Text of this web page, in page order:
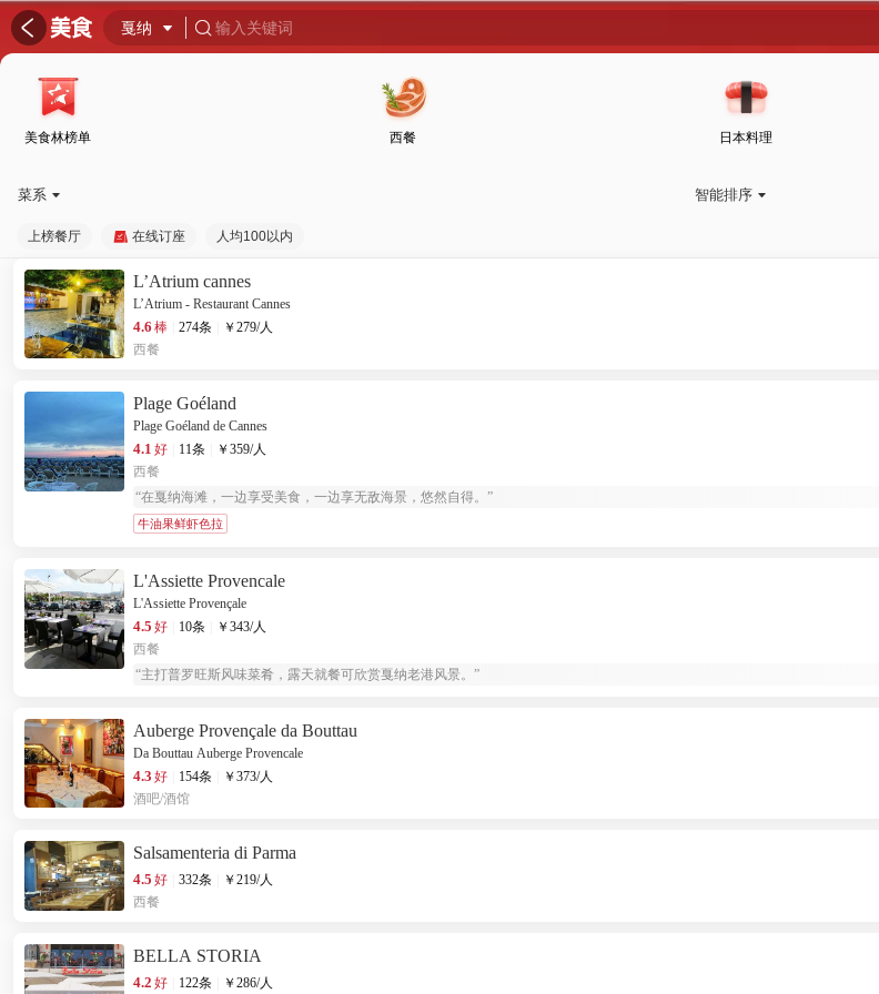
 󰦎 戛纳   输入关键词
美食林榜单 西餐 日本料理
菜系  智能排序 
上榜餐厅 在线订座 人均100以内
L’Atrium cannes
L’Atrium - Restaurant Cannes
4.6 棒 274条 ￥ 279/人
西餐
Plage Goéland
Plage Goéland de Cannes
4.1 好 11条 ￥ 359/人
西餐
“在戛纳海滩，一边享受美食，一边享无敌海景，悠然自得。 ”
牛油果鲜虾色拉
L'Assiette Provencale
L'Assiette Provençale
4.5 好 10条 ￥ 343/人
西餐
“主打普罗旺斯风味菜肴，露天就餐可欣赏戛纳老港风景。 ”
Auberge Provençale da Bouttau
Da Bouttau Auberge Provencale
4.3 好 154条 ￥ 373/人
酒吧/酒馆
Salsamenteria di Parma
4.5 好 332条 ￥ 219/人
西餐
BELLA STORIA
4.2 好 122条 ￥ 286/人